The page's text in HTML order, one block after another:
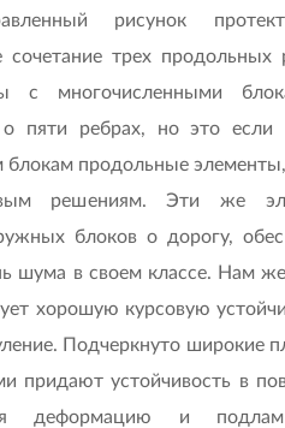
рисунок
сочетание трех продольных
с многочисленными
пяти ребрах, но это если
продольные
решениям. Эти же
блоков о дорогу,
шума в своем классе. Нам
хорошую курсовую
Подчеркнуто широкие
придают устойчивость в
деформацию и